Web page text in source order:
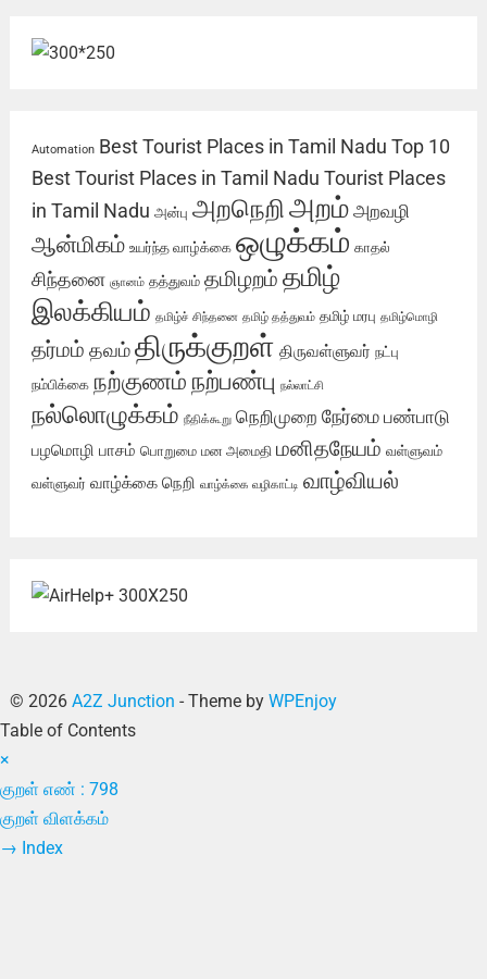
Automation Best Tourist Places in Tamil Nadu Top 10
Best Tourist Places in Tamil Nadu Tourist Places
in Tamil Nadu அன்பு அறநெறிஅறம் அறவழி
ஆன்மிகம் உயர்ந்த வாழ்க்கை ஒழுக்கம் காதல்
சிந்தனை ஞானம் தத்துவம் தமிழறம் தமிழ்
இலக்கியம் தமிழ்ச் சிந்தனை தமிழ் தத்துவம் தமிழ் மரபு தமிழ்மொழி
தர்மம் தவம்திருக்குறள் திருவள்ளுவர் நட்பு
நம்பிக்கை நற்குணம் நற்பண்பு நல்லாட்சி
நல்லொழுக்கம் நீதிக்கூறு நெறிமுறை நேர்மை பண்பாடு
பழமொழி பாசம் பொறுமை மன அமைதி மனிதநேயம் வள்ளுவம்
வள்ளுவர் வாழ்க்கை நெறி வாழ்க்கை வழிகாட்டி வாழ்வியல்
© 2026 A2Z Junction - Theme by WPEnjoy
Table of Contents
×
குறள் எண் : 798
குறள் விளக்கம்
→ Index